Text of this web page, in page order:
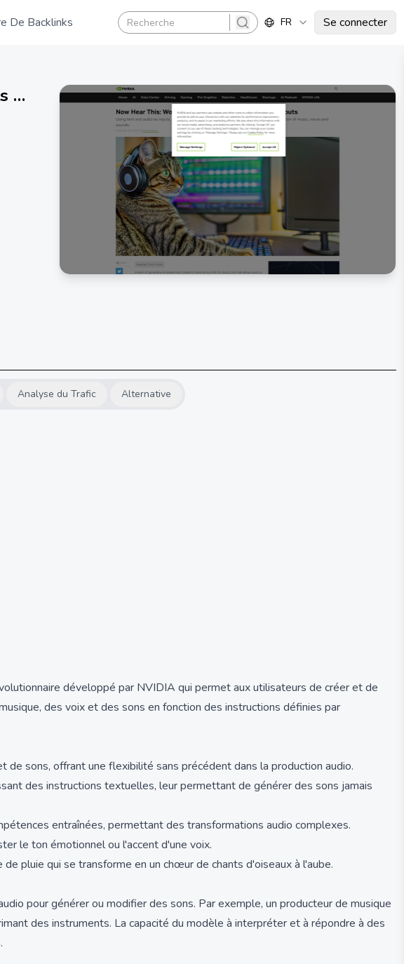
De Backlinks
search
FR Se connecter
|
Analyse du Trafic Alternative
développé par NVIDIA qui permet aux utilisateurs de créer et de
des voix et des sons en fonction des instructions définies par
sons, offrant une flexibilité sans précédent dans la production audio.
des instructions textuelles, leur permettant de générer des sons jamais
entraînées, permettant des transformations audio complexes.
le ton émotionnel ou l'accent d'une voix.
pluie qui se transforme en un chœur de chants d'oiseaux à l'aube.
pour générer ou modifier des sons. Par exemple, un producteur de musique
des instruments. La capacité du modèle à interpréter et à répondre à des